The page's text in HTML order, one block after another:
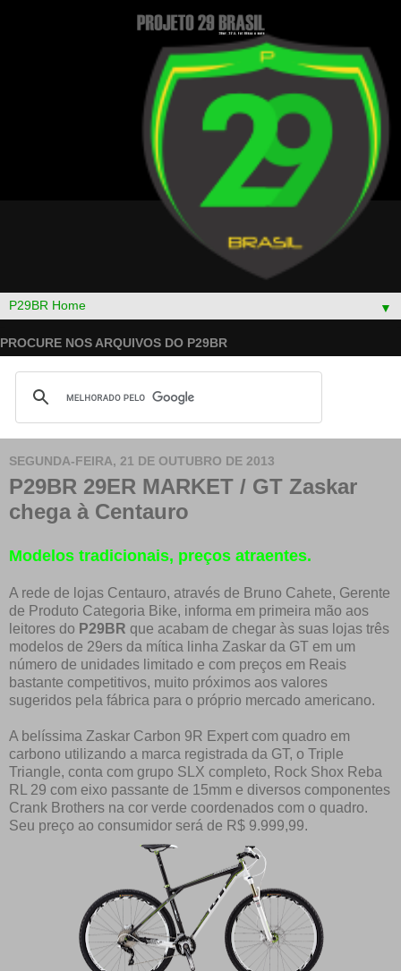
▼
PROCURE NOS ARQUIVOS DO P29BR
SEGUNDA-FEIRA, 21 DE OUTUBRO DE 2013
P29BR 29ER MARKET / GT Zaskar
chega à Centauro
Modelos tradicionais, preços atraentes.
A rede de lojas Centauro, através de Bruno Cahete, Gerente
de Produto Categoria Bike, informa em primeira mão aos
leitores do P29BR que acabam de chegar às suas lojas três
modelos de 29ers da mítica linha Zaskar da GT em um
número de unidades limitado e com preços em Reais
bastante competitivos, muito próximos aos valores
sugeridos pela fábrica para o próprio mercado americano.
A belíssima Zaskar Carbon 9R Expert com quadro em
carbono utilizando a marca registrada da GT, o Triple
Triangle, conta com grupo SLX completo, Rock Shox Reba
RL 29 com eixo passante de 15mm e diversos componentes
Crank Brothers na cor verde coordenados com o quadro.
Seu preço ao consumidor será de R$ 9.999,99.